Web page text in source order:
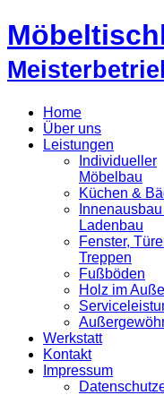
Home
Über uns
Leistungen
Individueller
Möbelbau
Küchen &
Ladenbau
Fenster,
Treppen
Fußböden
Holz im
Werkstatt
Kontakt
Impressum